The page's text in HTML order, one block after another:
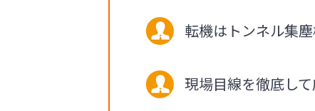
転機はトンネル集
現場目線を徹底して